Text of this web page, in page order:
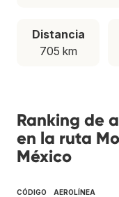
Distancia
705 km
Ranking de
en la ruta
México
CÓDIGO AEROLÍNEA